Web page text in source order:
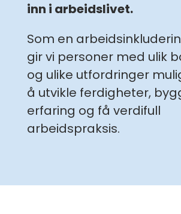
inn i arbeidslivet.
Som en
gir vi personer med ulik
og ulike utfordringer
å utvikle ferdigheter,
erfaring og få verdifull
arbeidspraksis.